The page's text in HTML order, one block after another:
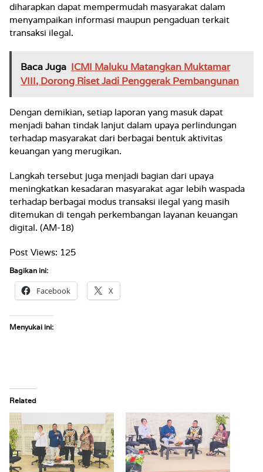
diharapkan dapat mempermudah masyarakat dalam
menyampaikan informasi maupun pengaduan terkait
transaksi ilegal.
Baca Juga ICMI Maluku Matangkan Muktamar
VIII, Dorong Riset Jadi Penggerak Pembangunan
Dengan demikian, setiap laporan yang masuk dapat
menjadi bahan tindak lanjut dalam upaya perlindungan
terhadap masyarakat dari berbagai bentuk aktivitas
keuangan yang merugikan.
Langkah tersebut juga menjadi bagian dari upaya
meningkatkan kesadaran masyarakat agar lebih waspada
terhadap berbagai modus transaksi ilegal yang masih
ditemukan di tengah perkembangan layanan keuangan
digital. (AM-18)
Post Views: 125
Bagikan ini:
Facebook X
Menyukai ini:
Related